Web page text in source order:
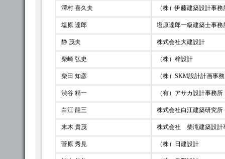
澤村 喜久夫 （株）伊藤建築設計事
塩原 達郎 塩原達郎一級建築士事
静 茂夫 株式会社大建設計
柴崎 弘史 （株）梓設計
柴田 知彦 （株）SKM設計計画事
渋谷 精一 （有）アサカ設計事務所
白江 龍三 株式会社白江建築研究所
末木 貴茂 株式会社 柴滝建築設計
菅原 秀見 （株）日建設計